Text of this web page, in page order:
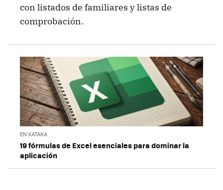
con listados de familiares y listas de
comprobación.
EN XATAKA
19 fórmulas de Excel esenciales para dominar la
aplicación